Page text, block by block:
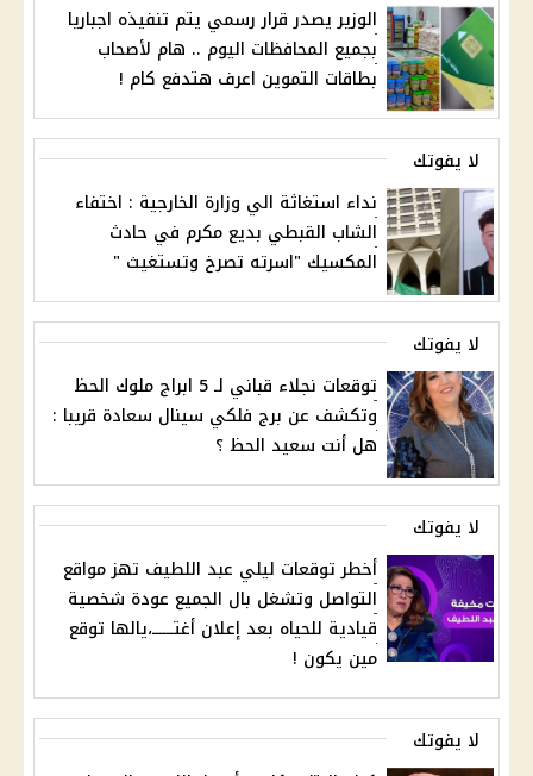
الوزير يصدر قرار رسمي يتم تنفيذه اجباريا
بجميع المحافظات اليوم .. هام لأصحاب
بطاقات التموين اعرف هتدفع كام !
لا يفوتك
نداء استغاثة الي وزارة الخارجية : اختفاء
الشاب القبطي بديع مكرم في حادث
المكسيك "اسرته تصرخ وتستغيث "
لا يفوتك
توقعات نجلاء قباني لـ 5 ابراج ملوك الحظ
وتكشف عن برج فلكي سينال سعادة قريبا :
هل أنت سعيد الحظ ؟
لا يفوتك
أخطر توقعات ليلي عبد اللطيف تهز مواقع
التواصل وتشغل بال الجميع عودة شخصية
قيادية للحياه بعد إعلان أغتــــــ،يالها توقع
مين يكون !
لا يفوتك